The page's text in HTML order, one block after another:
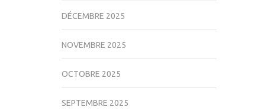
DÉCEMBRE 2025
NOVEMBRE 2025
OCTOBRE 2025
SEPTEMBRE 2025